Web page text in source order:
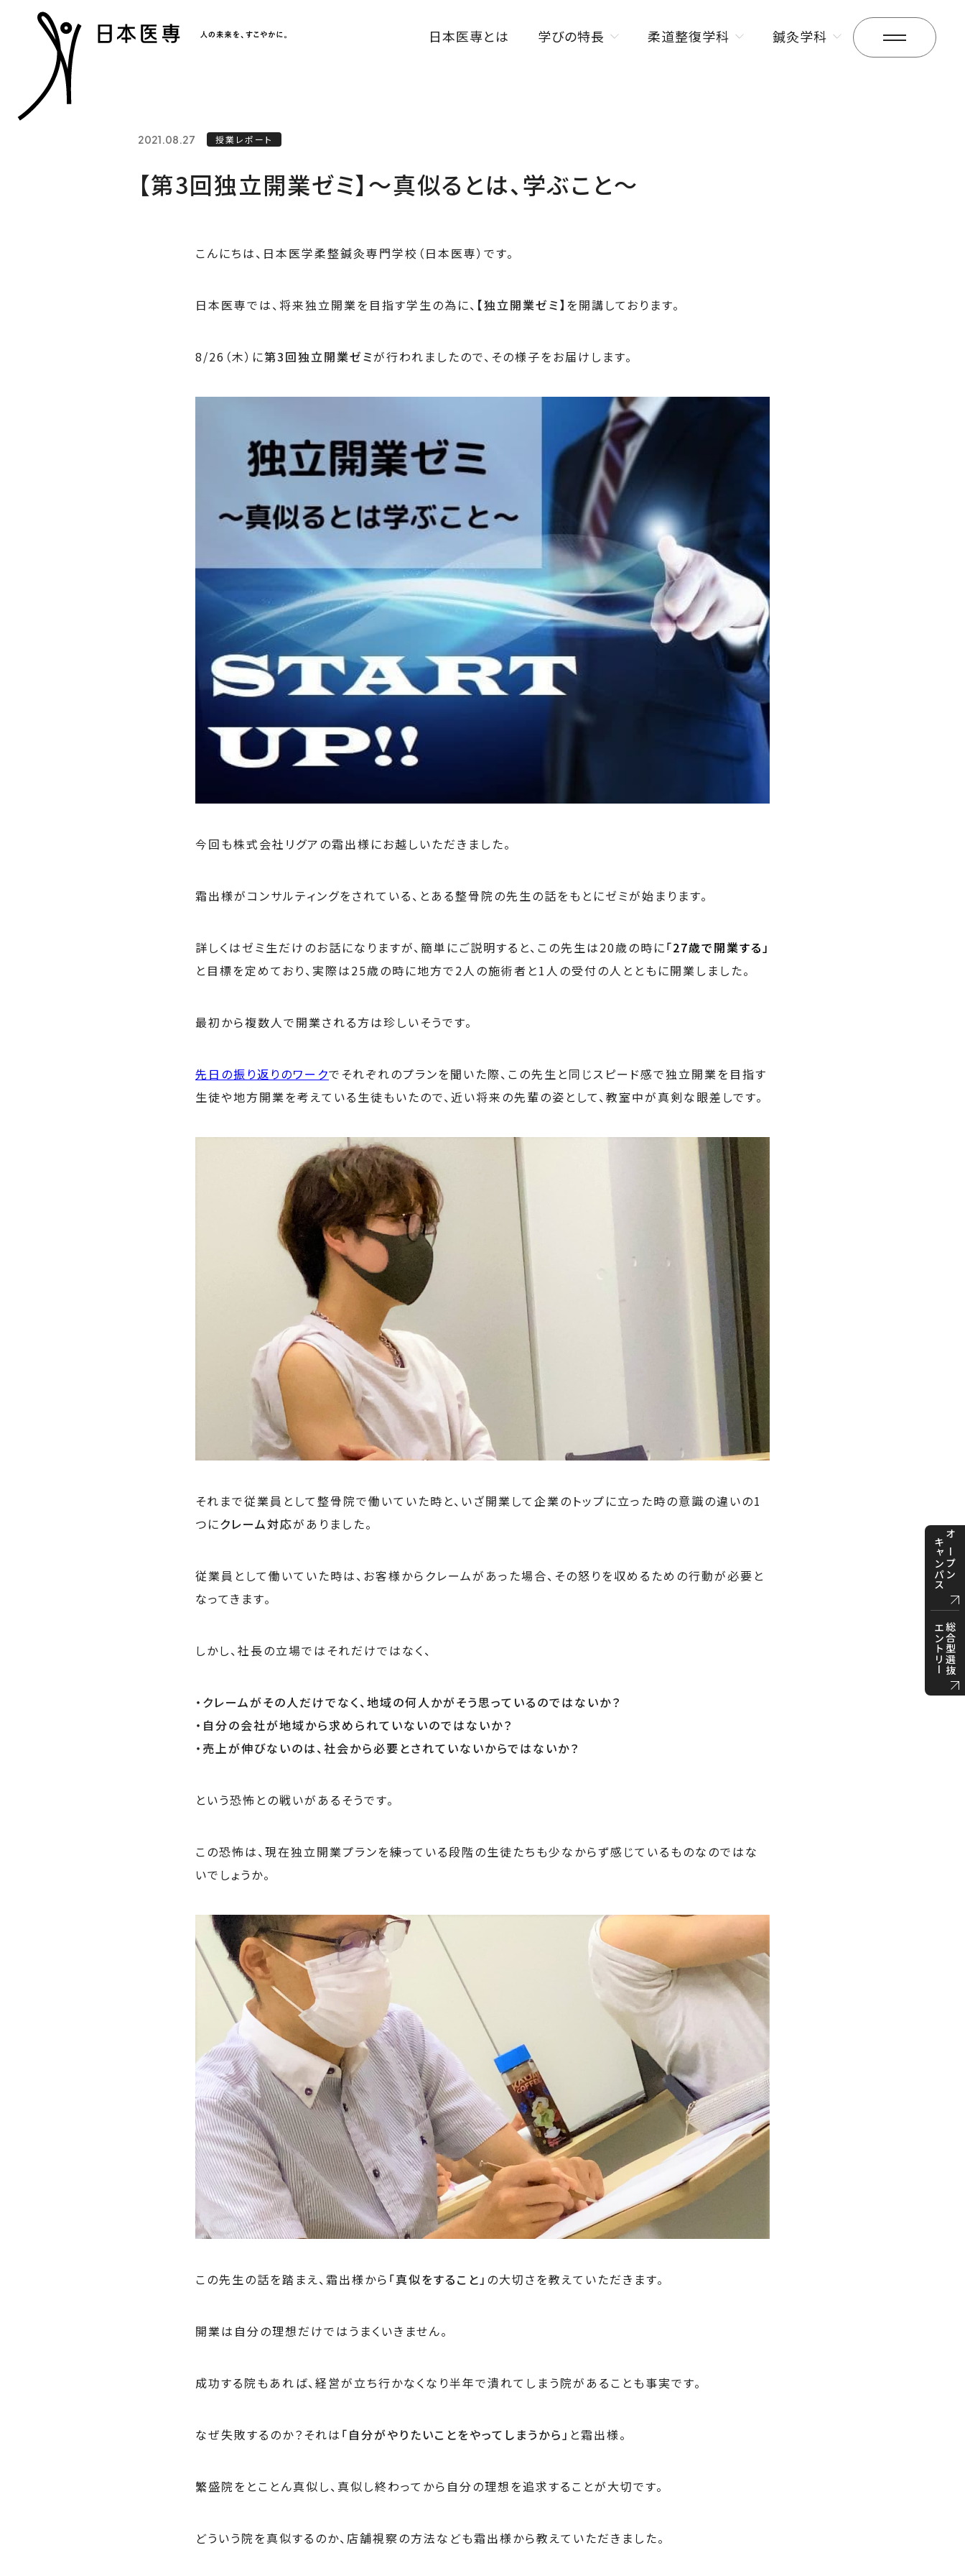
日本医専とは 学びの特長
海外研修制度
柔道整復学科 鍼灸学科
2021.08.27 授業レポート
【第3回独立開業ゼミ】～真似るとは、学ぶこと～
こんにちは、日本医学柔整鍼灸専門学校（日本医専）です。
日本医専では、将来独立開業を目指す学生の為に、 【独立開業ゼミ】 を開講しております。
8/26（木）に第3回独立開業ゼミが行われましたので、その様子をお届けします。
今回も株式会社リグアの霜出様にお越しいただきました。
霜出様がコンサルティングをされている、とある整骨院の先生の話をもとにゼミが始まります。
詳しくはゼミ生だけのお話になりますが、簡単にご説明すると、この先生は20歳の時に「27歳で開業する」
と目標を定めており、実際は25歳の時に地方で2人の施術者と1人の受付の人とともに開業しました。
最初から複数人で開業される方は珍しいそうです。
先日の振り返りのワークでそれぞれのプランを聞いた際、この先生と同じスピード感で独立開業を目指す
生徒や地方開業を考えている生徒もいたので、近い将来の先輩の姿として、教室中が真剣な眼差しです。
それまで従業員として整骨院で働いていた時と、いざ開業して企業のトップに立った時の意識の違いの1
つにクレーム対応がありました。
従業員として働いていた時は、お客様からクレームがあった場合、その怒りを収めるための行動が必要と
なってきます。
しかし、社長の立場ではそれだけではなく、
・クレームがその人だけでなく、地域の何人かがそう思っているのではないか？
・自分の会社が地域から求められていないのではないか？
・売上が伸びないのは、社会から必要とされていないからではないか？
という恐怖との戦いがあるそうです。
この恐怖は、現在独立開業プランを練っている段階の生徒たちも少なからず感じているものなのではな
いでしょうか。
この先生の話を踏まえ、霜出様から 「真似をすること」 の大切さを教えていただきます。
開業は自分の理想だけではうまくいきません。
成功する院もあれば、経営が立ち行かなくなり半年で潰れてしまう院があることも事実です。
なぜ失敗するのか？それは 「自分がやりたいことをやってしまうから」 と霜出様。
繁盛院をとことん真似し、真似し終わってから自分の理想を追求することが大切です。
どういう院を真似するのか、店舗視察の方法なども霜出様から教えていただきました。
オープン
キャンパス
総合型選抜
エントリー